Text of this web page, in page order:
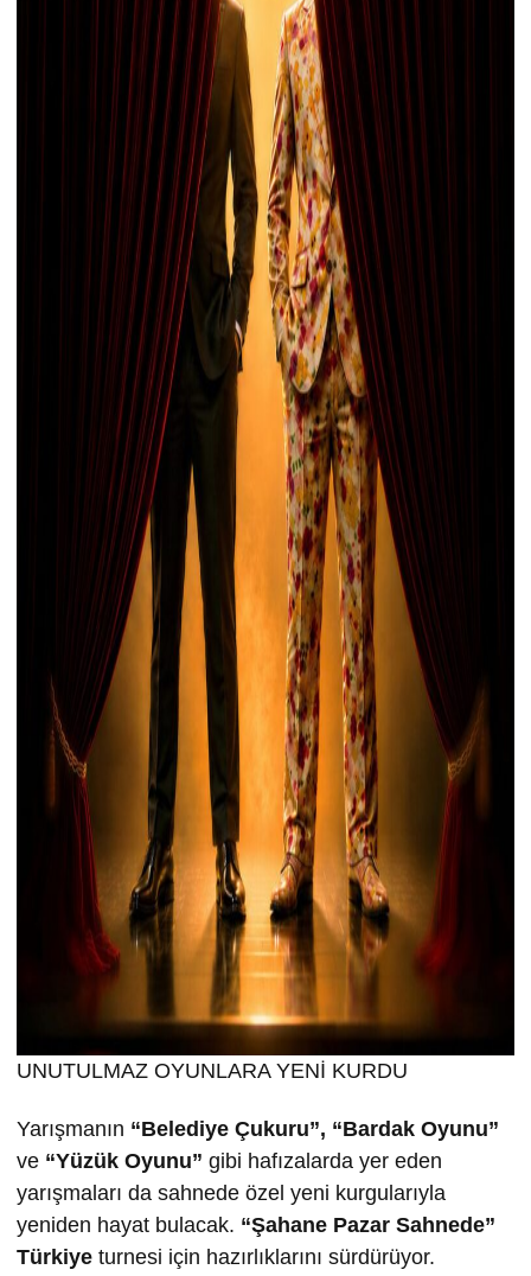
UNUTULMAZ OYUNLARA YENİ KURDU
Yarışmanın “Belediye Çukuru”, “Bardak Oyunu”
ve “Yüzük Oyunu” gibi hafızalarda yer eden
yarışmaları da sahnede özel yeni kurgularıyla
yeniden hayat bulacak. “Şahane Pazar Sahnede”
Türkiye turnesi için hazırlıklarını sürdürüyor.